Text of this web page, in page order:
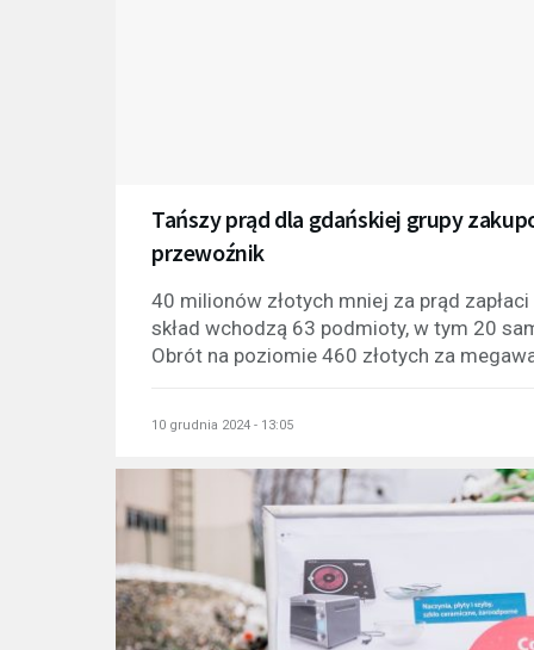
Tańszy prąd dla gdańskiej grupy
przewoźnik
40 milionów złotych mniej za prąd
skład wchodzą 63 podmioty, w tym 20
Obrót na poziomie 460 złotych za
10 grudnia 2024 - 13:05